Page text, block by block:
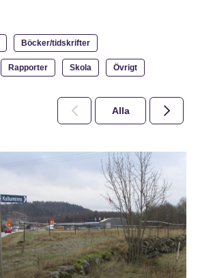
Böcker/tidskrifter
Rapporter Skola Övrigt
Alla 2026